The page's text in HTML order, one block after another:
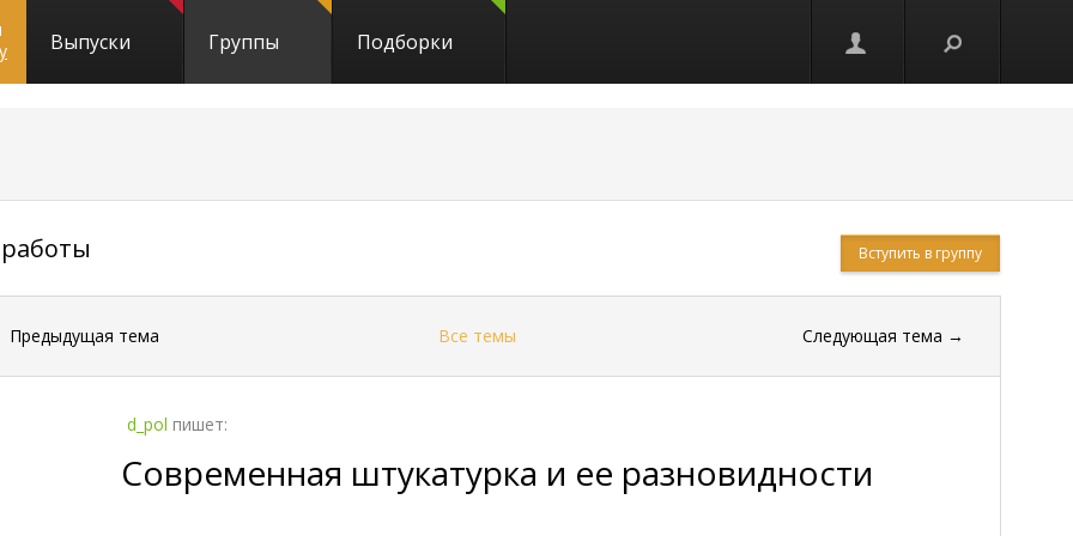
Выпуски Группы Подборки
Вступить в группу
Предыдущая тема Все темы Следующая тема →
d_pol пишет:
Современная штукатурка и ее разновидности